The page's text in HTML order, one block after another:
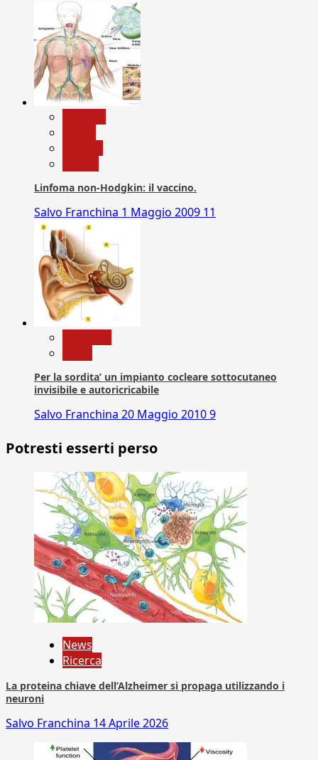
Linfoma non-Hodgkin: il vaccino.
Salvo Franchina 1 Maggio 2009 11
Per la sordita’ un impianto cocleare sottocutaneo
invisibile e autoricricabile
Salvo Franchina 20 Maggio 20109
Potresti esserti perso
News
Ricerca
La proteina chiave dell’Alzheimer si propaga utilizzando i
neuroni
Salvo Franchina 14 Aprile 2026